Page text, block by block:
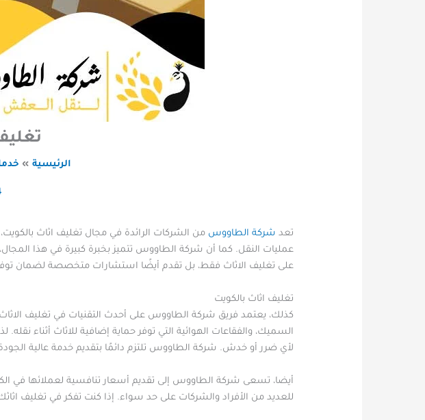
الرئيسية
تعد شركة الطاووس من الشركات الرائدة في مجال تغليف اثاث
عمليات النقل. كما أن شركة الطاووس تتميز بخبرة كبيرة في هذا
على تغليف الاثاث فقط، بل تقدم أيضًا استشارات متخصصة لضمان
تغليف اثاث بالكويت
كذلك، يعتمد فريق شركة الطاووس على أحدث التقنيات في تغليف
السميك، والفقاعات الهوائية التي توفر حماية إضافية للاثاث أثناء
لأي ضرر أو خدش. شركة الطاووس تلتزم دائمًا بتقديم خدمة عالية
أيضا، تسعى شركة الطاووس إلى تقديم أسعار تنافسية لعملائها في
للعديد من الأفراد والشركات على حد سواء. إذا كنت تفكر في تغليف